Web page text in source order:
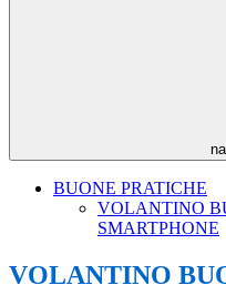
BUONE PRATICHE
VOLANTINO
SMARTPHONE
VOLANTINO